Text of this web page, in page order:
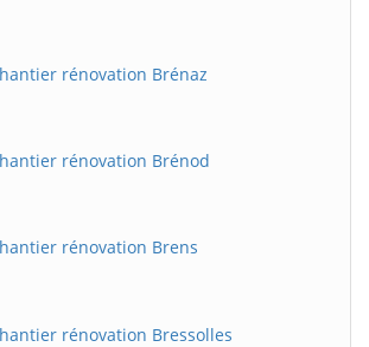
rénovation Brénaz
rénovation Brénod
rénovation Brens
rénovation Bressolles